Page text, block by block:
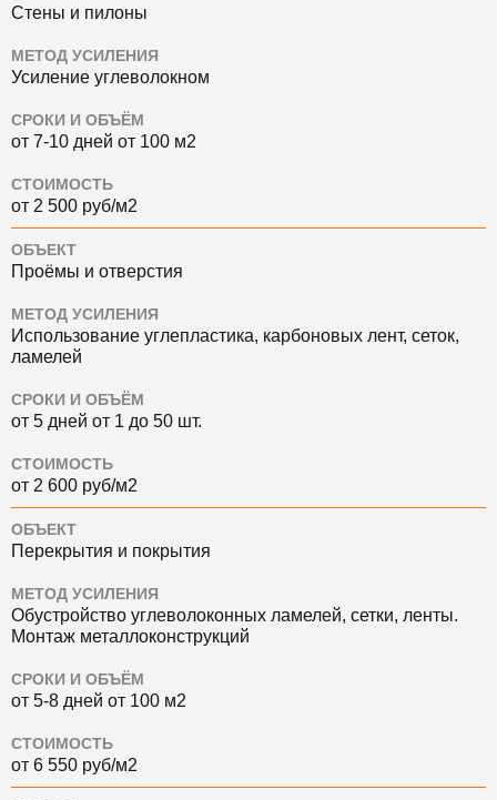
Стены и пилоны
МЕТОД УСИЛЕНИЯ
Усиление углеволокном
СРОКИ И ОБЪЁМ
от 7-10 дней от 100 м2
СТОИМОСТЬ
от 2 500 руб/м2
ОБЪЕКТ
Проёмы и отверстия
МЕТОД УСИЛЕНИЯ
Использование углепластика, карбоновых лент, сеток,
ламелей
СРОКИ И ОБЪЁМ
от 5 дней от 1 до 50 шт.
СТОИМОСТЬ
от 2 600 руб/м2
ОБЪЕКТ
Перекрытия и покрытия
МЕТОД УСИЛЕНИЯ
Обустройство углеволоконных ламелей, сетки, ленты.
Монтаж металлоконструкций
СРОКИ И ОБЪЁМ
от 5-8 дней от 100 м2
СТОИМОСТЬ
от 6 550 руб/м2